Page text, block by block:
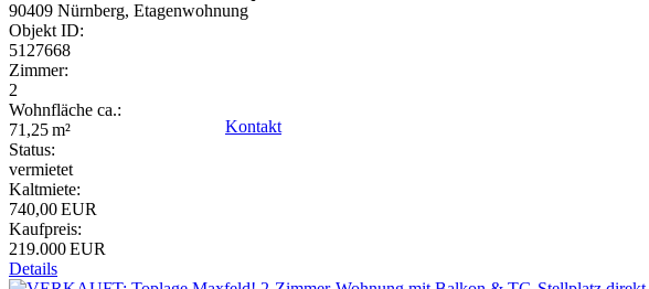
Kontakt
90409 Nürnberg, Etagenwohnung
Objekt ID:
5127668
Zimmer:
2
Wohnfläche ca.:
71,25 m²
Status:
vermietet
Kaltmiete:
740,00 EUR
Kaufpreis:
219.000 EUR
Details